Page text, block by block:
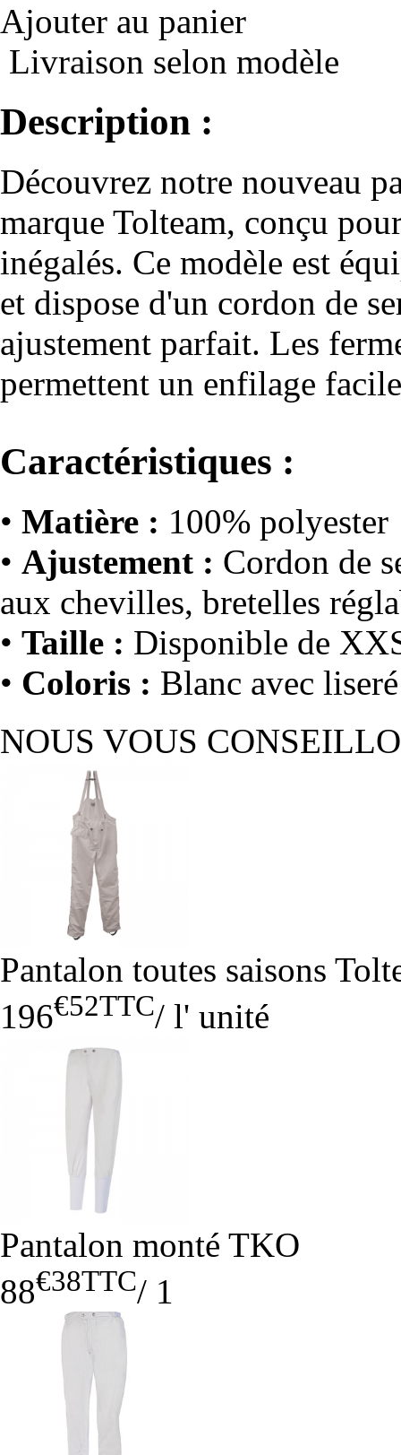
Ajouter au panier
Livraison selon modèle
Description :
Découvrez notre nouveau
marque Tolteam, conçu
inégalés. Ce modèle est
et dispose d'un cordon de
ajustement parfait. Les
permettent un enfilage
Caractéristiques :
• Matière : 100% polyester
• Ajustement : Cordon de
aux chevilles, bretelles
• Taille : Disponible de
• Coloris : Blanc avec
NOUS VOUS
Pantalon toutes saisons
196€52TTC/ l' unité
Pantalon monté TKO
88€38TTC/ 1